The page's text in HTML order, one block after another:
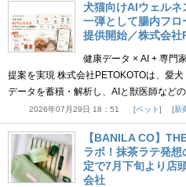
犬猫向けAIウェルネ
一弾として腸内フ
提供開始／株式会社
健康データ × AI + 専門
提案を実現 株式会社PETOKOTOは、愛
データを蓄積・解析し、AIと獣医師など
2026年07月29日 18：51 ペット 新
【BANILA CO】
ラボ！抹茶ラテ発
定で7月下旬より店
会社